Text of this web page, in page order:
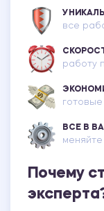
все
работу
ВСЕ В
Почему